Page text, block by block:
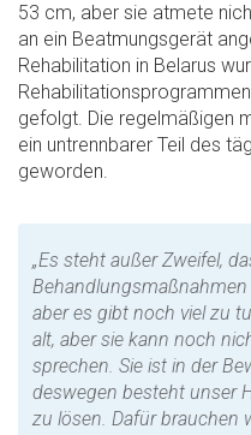
53 cm, aber sie atmete
an ein Beatmungsgerät
Rehabilitation in Belarus
gefolgt. Die regelmäßigen
ein untrennbarer Teil des
geworden.
„Es steht außer Zweifel,
aber es gibt noch viel zu
alt, aber sie kann noch
sprechen. Sie ist in der
deswegen besteht unser
zu lösen. Dafür brauchen